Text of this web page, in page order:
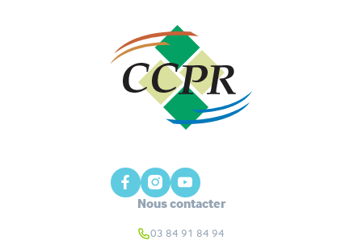
Nous contacter
03 84 91 84 94